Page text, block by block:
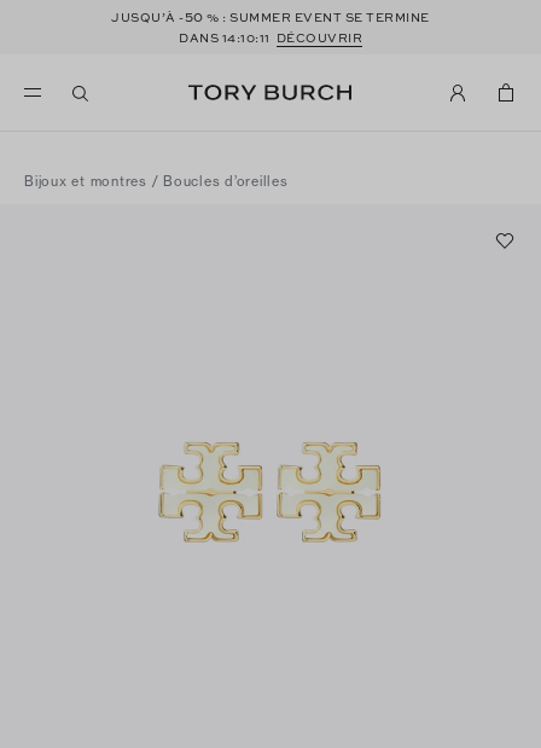
JUSQU’À -50 % : SUMMER EVENT SE TERMINE
DANS 14:10:11 DÉCOUVRIR
Bijoux et montres / Boucles d’oreilles